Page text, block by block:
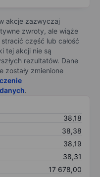
akcje zazwyczaj
zwroty, ale wiąże
część lub całość
tej akcji nie są
rezultatów. Dane
zostały zmienione
.
38,18
38,38
38,19
38,31
17 678,00